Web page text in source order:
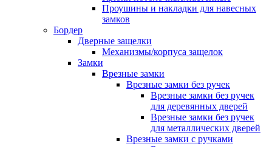
Проушины и накладки для навесных
замков
Бордер
Дверные защелки
Механизмы/корпуса защелок
Замки
Врезные замки
Врезные замки без ручек
Врезные замки без ручек
для деревянных дверей
Врезные замки без ручек
для металлических дверей
Врезные замки с ручками